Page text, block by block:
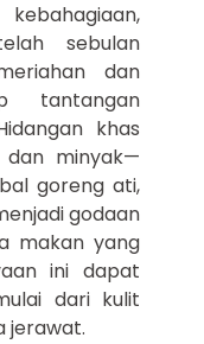
sebulan
dan
tantangan
khas
dan minyak—
goreng ati,
godaan
makan yang
ini dapat
dari kulit
jerawat.